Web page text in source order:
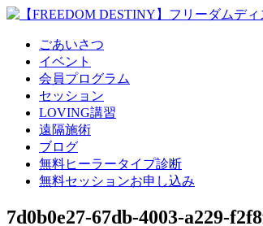
ごあいさつ
イベント
会員プログラム
セッション
LOVING講習
遠隔施術
ブログ
無料ヒーラータイプ診断
無料セッションお申し込み
7d0b0e27-67db-4003-a229-